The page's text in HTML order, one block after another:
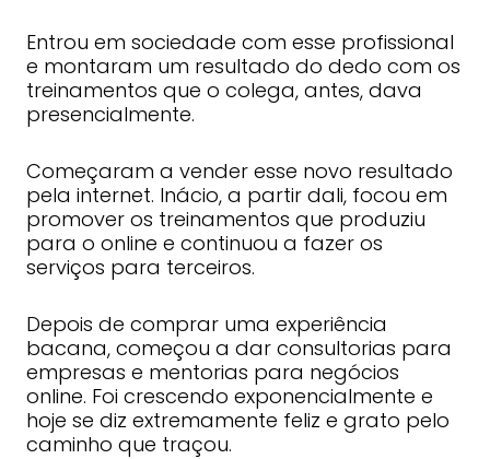
Entrou em sociedade com esse profissional
e montaram um resultado do dedo com os
treinamentos que o colega, antes, dava
presencialmente.
Começaram a vender esse novo resultado
pela internet. Inácio, a partir dali, focou em
promover os treinamentos que produziu
para o online e continuou a fazer os
serviços para terceiros.
Depois de comprar uma experiência
bacana, começou a dar consultorias para
empresas e mentorias para negócios
online. Foi crescendo exponencialmente e
hoje se diz extremamente feliz e grato pelo
caminho que traçou.